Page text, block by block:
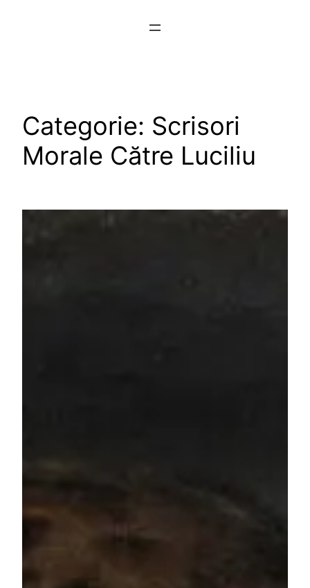
Categorie: Scrisori
Morale Către Luciliu